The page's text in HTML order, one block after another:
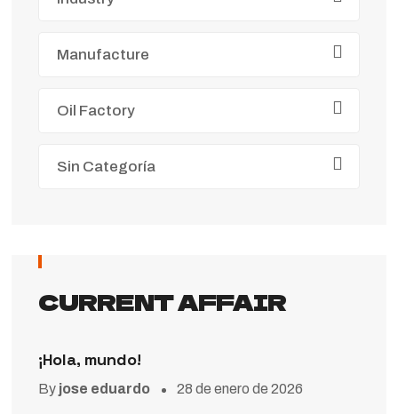
Manufacture
Oil Factory
Sin Categoría
CURRENT AFFAIR
¡Hola, mundo!
By jose eduardo 28 de enero de 2026